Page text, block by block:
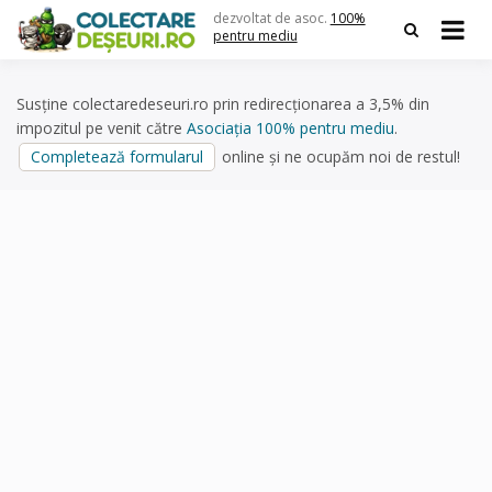
content
dezvoltat de asoc. 100%
pentru mediu
Susține colectaredeseuri.ro prin redirecționarea a 3,5% din
impozitul pe venit către Asociația 100% pentru mediu.
Completează formularul
online și ne ocupăm noi de restul!